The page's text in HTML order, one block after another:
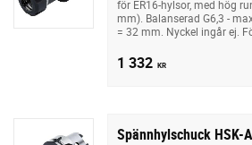
för ER16-hylsor, med hög
mm). Balanserad G6,3 -
= 32 mm. Nyckel ingår ej.
1 332 KR
Spännhylschuck HSK-